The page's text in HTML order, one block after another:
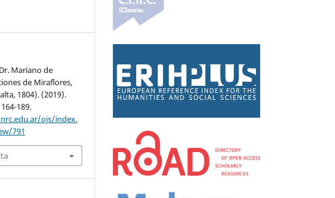
Mariano de
de Miraflores,
1804). (2019).
189.
ojs/index.
791